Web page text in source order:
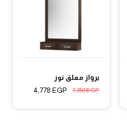
برواز معلق نور
7,350EGP
4,778 EGP